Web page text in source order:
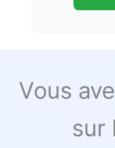
Vous
sur